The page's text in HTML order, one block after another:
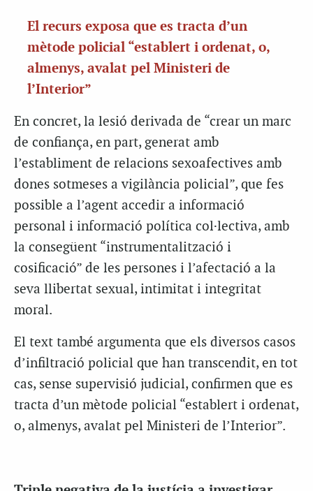
El recurs exposa que es tracta d’un
mètode policial “establert i ordenat, o,
almenys, avalat pel Ministeri de
l’Interior”
En concret, la lesió derivada de “crear un marc
de confiança, en part, generat amb
l’establiment de relacions sexoafectives amb
dones sotmeses a vigilància policial”, que fes
possible a l’agent accedir a informació
personal i informació política col·lectiva, amb
la consegüent “instrumentalització i
cosificació” de les persones i l’afectació a la
seva llibertat sexual, intimitat i integritat
moral.
El text també argumenta que els diversos casos
d’infiltració policial que han transcendit, en tot
cas, sense supervisió judicial, confirmen que es
tracta d’un mètode policial “establert i ordenat,
o, almenys, avalat pel Ministeri de l’Interior”.